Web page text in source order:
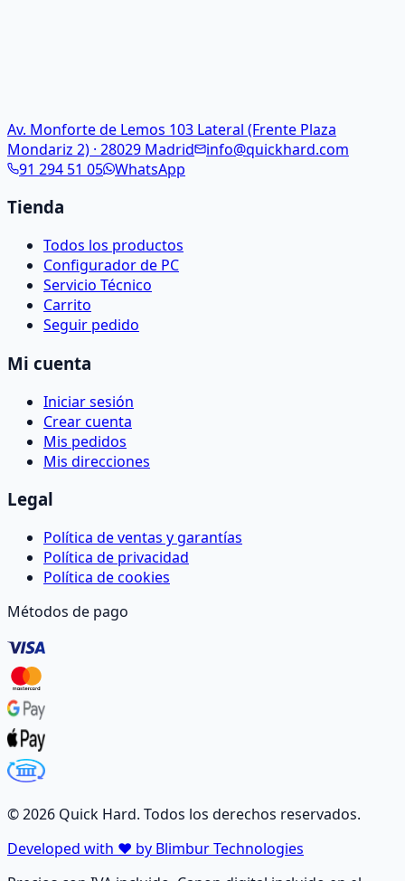
Av. Monforte de Lemos 103 Lateral (Frente Plaza
Mondariz 2) · 28029 Madrid
info@quickhard.com
91 294 51 05 WhatsApp
Tienda
Todos los productos
Configurador de PC
Servicio Técnico
Carrito
Seguir pedido
Mi cuenta
Iniciar sesión
Crear cuenta
Mis pedidos
Mis direcciones
Legal
Política de ventas y garantías
Política de privacidad
Política de cookies
Métodos de pago
©2026 Quick Hard. Todos los derechos reservados.
Developed with ❤️ by Blimbur Technologies